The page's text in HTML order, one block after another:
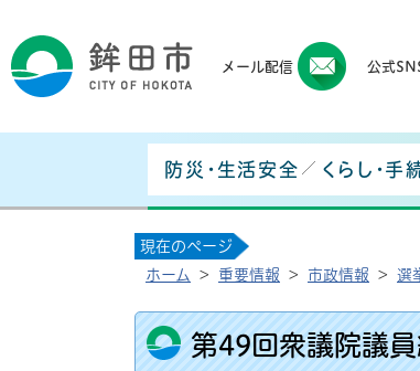
メール配信 公式
防災・生活安全 くらし・手
現在のページ
ホーム
> 重要情報 > 市政情報 > 選
第49回衆議院議